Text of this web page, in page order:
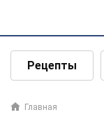
Рецепты
Главная